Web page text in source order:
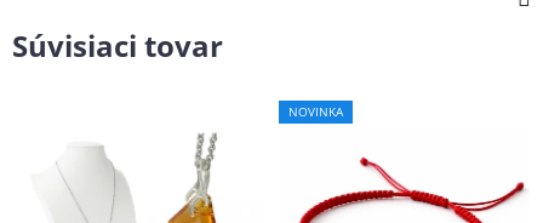
Súvisiaci tovar
NOVINKA